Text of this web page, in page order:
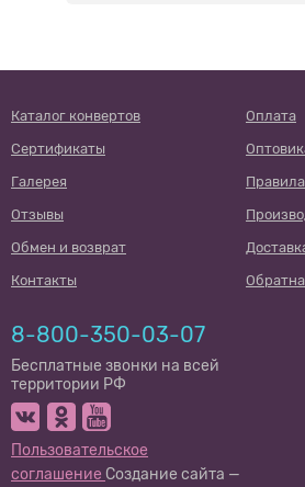
Каталог конвертов
Оплата
Сертификаты
Галерея
Отзывы
Обмен и возврат
Контакты
8-800-350-03-07
Бесплатные звонки на всей
территории РФ
Пользовательское
соглашение Создание сайта —